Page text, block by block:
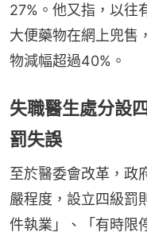
27%。他又指，以往
大便藥物在網上兜售
物減幅超過40%。
失職醫生處分設
罰失誤
至於醫委會改革，政
嚴程度，設立四級罰
件執業」、「有時限